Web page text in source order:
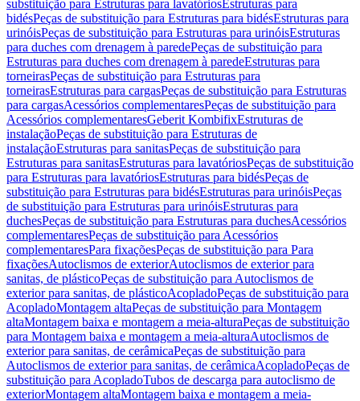
substituição para Estruturas para lavatóriosEstruturas para
bidésPeças de substituição para Estruturas para bidésEstruturas para
urinóisPeças de substituição para Estruturas para urinóisEstruturas
para duches com drenagem à paredePeças de substituição para
Estruturas para duches com drenagem à paredeEstruturas para
torneirasPeças de substituição para Estruturas para
torneirasEstruturas para cargasPeças de substituição para Estruturas
para cargasAcessórios complementaresPeças de substituição para
Acessórios complementaresGeberit KombifixEstruturas de
instalaçãoPeças de substituição para Estruturas de
instalaçãoEstruturas para sanitasPeças de substituição para
Estruturas para sanitasEstruturas para lavatóriosPeças de substituição
para Estruturas para lavatóriosEstruturas para bidésPeças de
substituição para Estruturas para bidésEstruturas para urinóisPeças
de substituição para Estruturas para urinóisEstruturas para
duchesPeças de substituição para Estruturas para duchesAcessórios
complementaresPeças de substituição para Acessórios
complementaresPara fixaçõesPeças de substituição para Para
fixaçõesAutoclismos de exteriorAutoclismos de exterior para
sanitas, de plásticoPeças de substituição para Autoclismos de
exterior para sanitas, de plásticoAcopladoPeças de substituição para
AcopladoMontagem altaPeças de substituição para Montagem
altaMontagem baixa e montagem a meia-alturaPeças de substituição
para Montagem baixa e montagem a meia-alturaAutoclismos de
exterior para sanitas, de cerâmicaPeças de substituição para
Autoclismos de exterior para sanitas, de cerâmicaAcopladoPeças de
substituição para AcopladoTubos de descarga para autoclismo de
exteriorMontagem altaMontagem baixa e montagem a meia-